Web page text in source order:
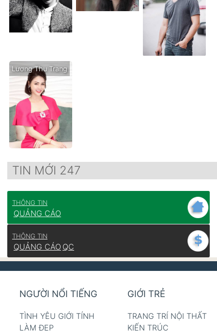
Lương Thu Trang
TIN MỚI 247
THÔNG TIN
QUẢNG CÁO
THÔNG TIN
QUẢNG CÁO QC
NGƯỜI NỔI TIẾNG
TÌNH YÊU GIỚI TÍNH
LÀM ĐẸP
GIỚI TRẺ
TRANG TRÍ NỘI THẤT
KIẾN TRÚC